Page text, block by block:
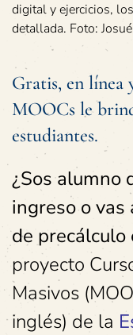
digital y ejercicios,
detallada. Foto:
Gratis, en línea
MOOCs le
estudiantes.
¿Sos alumno
ingreso o vas
de precálculo
proyecto
Masivos
inglés) de la